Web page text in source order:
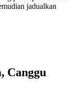
jadualkan
Canggu